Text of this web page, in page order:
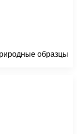
образцы